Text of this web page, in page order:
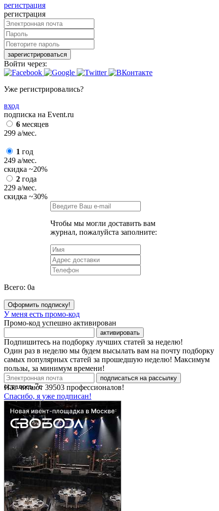
регистрация
регистрация
зарегистрироваться
Войти через:
Уже регистрировались?
вход
подписка на Event.ru
6 месяцев
299 a/мес.
1 год
249 a/мес.
скидка ~20%
2 года
229 a/мес.
скидка ~30%
Чтобы мы могли доставить вам
журнал, пожалуйста заполните:
Всего: 0a
Оформить подписку!
У меня есть промо-код
Промо-код успешно активирован
активировать
Подпишитесь на подборку лучших статей за неделю!
Один раз в неделю мы будем высылать вам на почту подборку
самых популярных статей за прошедшую неделю! Максимум
пользы, за минимум времени!
подписаться на рассылку
Нас читают 39503 профессионалов!
Спасибо, я уже подписан!
осталось7с